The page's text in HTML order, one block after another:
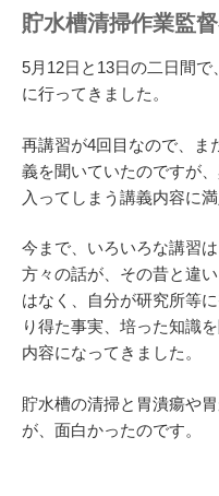
貯水槽清掃作業監
5月12日と13日の二日間
に行ってきました。
再講習が4回目なので、ま
義を聞いていたのですが
入ってしまう講義内容に満
今まで、いろいろな講習
方々の話が、その昔と違
はなく、自分が研究所等
り得た事実、培った知識
内容になってきました。
貯水槽の清掃と胃潰瘍や
が、面白かったのです。